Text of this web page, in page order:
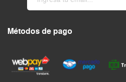
Métodos de pago